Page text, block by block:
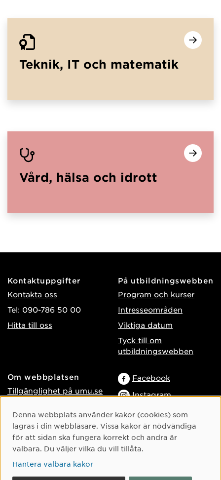
Teknik, IT och matematik
Vård, hälsa och idrott
Kontaktuppgifter
Kontakta oss
Tel: 090-786 50 00
Hitta till oss
På utbildningswebben
Program och kurser
Intresseområden
Viktiga datum
Tyck till om
utbildningswebben
Om webbplatsen
Tillgänglighet på umu.se
personuppgifter
Hantera kakor
Logga in som
webbredaktör
Facebook
Instagram
TikTok
Youtube
LinkedIn
Cookie-samtycke
Denna webbplats använder kakor (cookies) som
lagras i din webbläsare. Vissa kakor är nödvändiga
för att sidan ska fungera korrekt och andra är
valbara. Du väljer vilka du vill tillåta.
Hantera valbara kakor